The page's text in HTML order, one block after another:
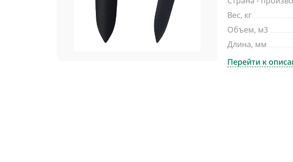
Вес, кг
Объем, м3
Длина, мм
Перейти к